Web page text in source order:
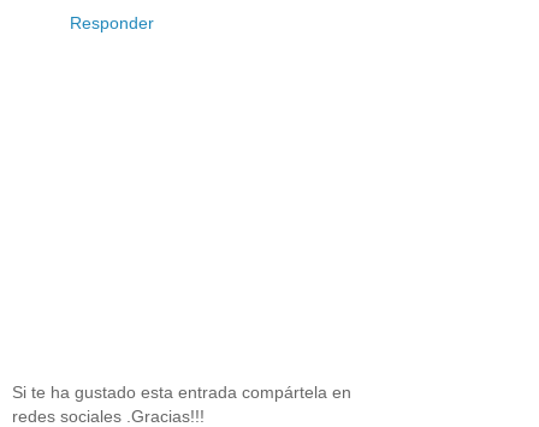
Responder
Si te ha gustado esta entrada compártela en
redes sociales .Gracias!!!